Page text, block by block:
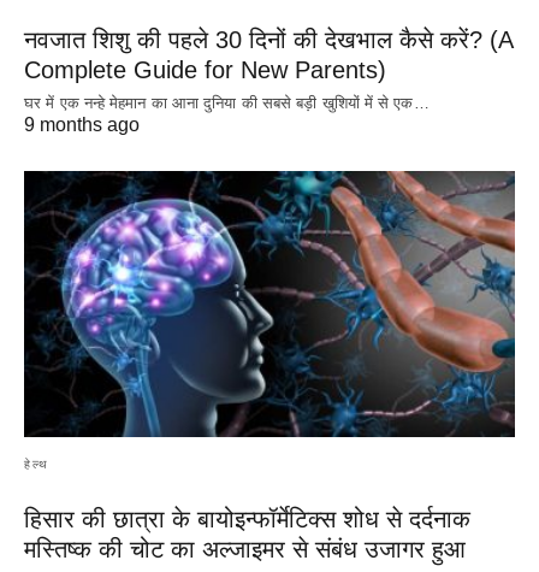
नवजात शिशु की पहले 30 दिनों की देखभाल कैसे करें? (A
Complete Guide for New Parents)
घर में एक नन्हे मेहमान का आना दुनिया की सबसे बड़ी खुशियों में से एक…
9 months ago
हेल्थ
हिसार की छात्रा के बायोइन्फॉर्मेटिक्स शोध से दर्दनाक
मस्तिष्क की चोट का अल्जाइमर से संबंध उजागर हुआ